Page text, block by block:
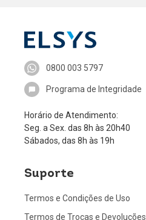
0800 003 5797
Programa de Integridade
Horário de Atendimento:
Seg. a Sex. das 8h às 20h40
Sábados, das 8h às 19h
Suporte
Termos e Condições de Uso
Termos de Trocas e Devoluções